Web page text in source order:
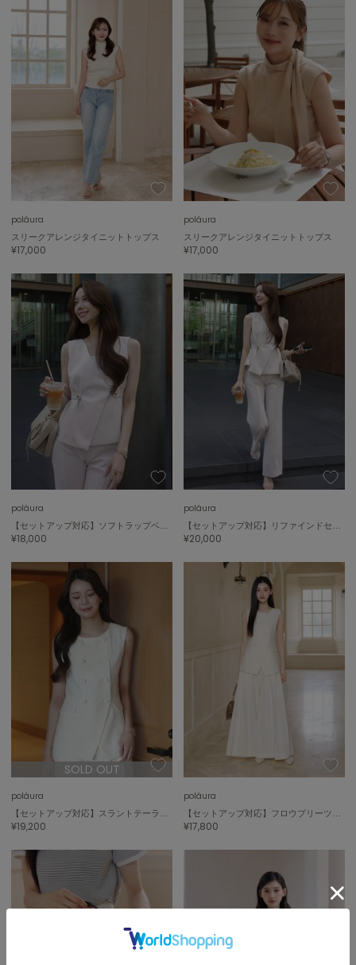
UGG
UNDERSON UNDERSON
アンダーソン アンダーソン
ウサギブックス
USAGI Gallery
ウサギギャラリー
USAGI Gift
ウサギギフト
USAGI Item
ウサギアイテム
USAGI Vintage
ウサギヴィンテージ
VEJA
ヴェジャ
poláura
スリークアレンジタイニットトップス
¥17,000
poláura
スリークアレンジタイニットトップス
¥17,000
poláura
¥18,000
poláura
¥20,000
SOLD OUT
poláura
¥19,200
poláura
¥17,800